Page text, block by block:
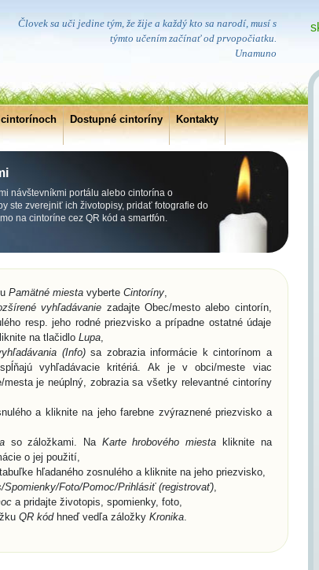
Človek sa uči jedine tým, že žije a každý kto sa narodí, musí s
týmto učením začínať od prvopočiatku.
Unamuno
Dostupné cintoríny Kontakty
návštevníkmi portálu alebo cintorína o
ste zverejniť ich životopisy, pridať fotografie do
na cintoríne cez QR kód a smartfón.
Pamätné miesta vyberte Cintoríny,
vyhľadávanie zadajte Obec/mesto alebo cintorín,
resp. jeho rodné priezvisko a prípadne ostatné údaje
na tlačidlo Lupa,
(Info)sa zobrazia informácie k cintorínom a
vyhľadávacie kritériá. Ak je v obci/meste viac
je neúplný, zobrazia sa všetky relevantné cintoríny
a kliknite na jeho farebne zvýraznené priezvisko a
so záložkami. Na Karte hrobového miesta kliknite na
o jej použití,
hľadaného zosnulého a kliknite na jeho priezvisko,
Spomienky/Foto/Pomoc/Prihlásiť (registrovať),
a pridajte životopis, spomienky, foto,
QR kódhneď vedľa záložky Kronika.